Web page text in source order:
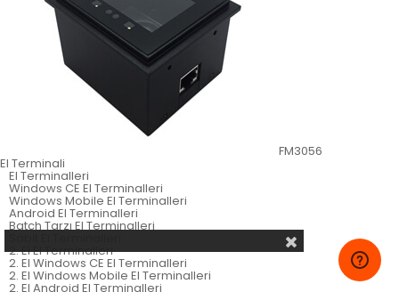
FM3056
El Terminali
El Terminalleri
Windows CE El Terminalleri
Windows Mobile El Terminalleri
Android El Terminalleri
Batch Tarzı El Terminalleri
2. El El Terminalleri
2. El Windows CE El Terminalleri
2. El Windows Mobile El Terminalleri
2. El Android El Terminalleri